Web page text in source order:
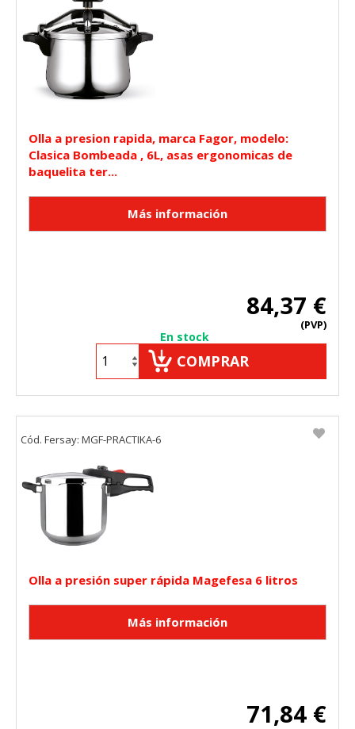
Olla a presion rapida, marca Fagor, modelo:
Clasica Bombeada , 6L, asas ergonomicas de
baquelita ter...
84,37 €
(PVP)
En stock
COMPRAR
Olla a presión super rápida Magefesa 6 litros
71,84 €
Cód. Fersay: MGF-PRACTIKA-6